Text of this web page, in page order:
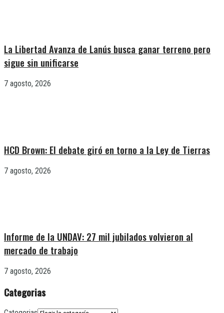
La Libertad Avanza de Lanús busca ganar terreno pero
sigue sin unificarse
7 agosto, 2026
HCD Brown: El debate giró en torno a la Ley de Tierras
7 agosto, 2026
Informe de la UNDAV: 27 mil jubilados volvieron al
mercado de trabajo
7 agosto, 2026
Categorias